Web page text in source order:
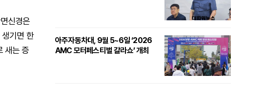
신경은
기면 한
새는 증
아주자동차대, 9월 5~6일 ‘2026
AMC 모터페스티벌 갈라쇼’ 개최